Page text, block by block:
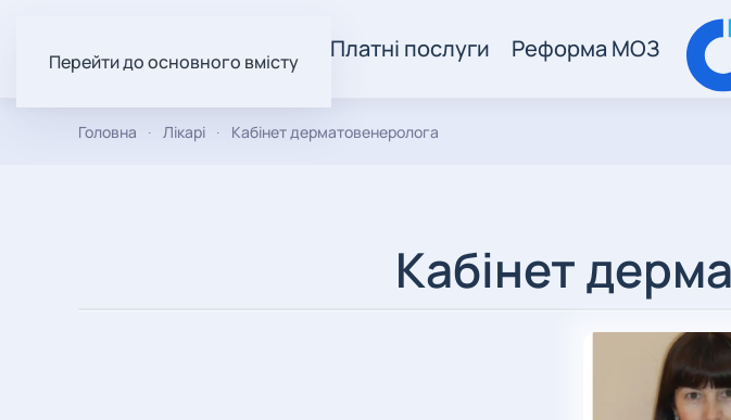
Перейти до основного вмісту
Про нас Пацієнтам Платні послуги Реформа МОЗ
Головна Лікарі Кабінет дерматовенеролога
Кабінет